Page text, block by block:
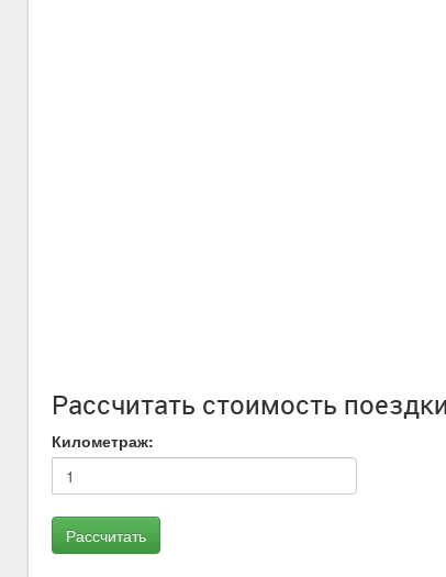
Рассчитать стоимость
Километраж: